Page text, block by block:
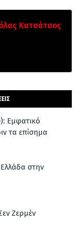
Κατσάτσος
Εμφατικό
τα επίσημα
Ελλάδα στην
Ζερμέν